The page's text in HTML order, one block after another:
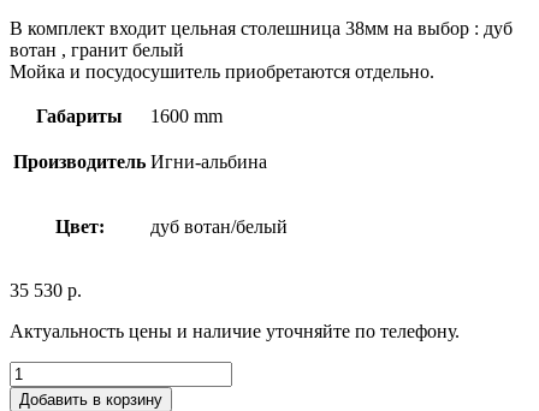
В комплект входит цельная столешница 38мм на выбор : дуб
вотан , гранит белый
Мойка и посудосушитель приобретаются отдельно.
Габариты 1600 mm
Производитель Игни-альбина
Цвет: дуб вотан/белый
35 530 р.
Актуальность цены и наличие уточняйте по телефону.
Добавить в корзину